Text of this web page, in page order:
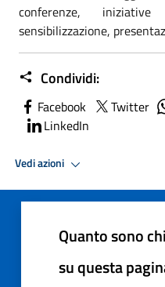
conferenze,
sensibilizzazione,
Condividi:
Facebook Twitter
LinkedIn
Vedi azioni
Quanto sono
su questa